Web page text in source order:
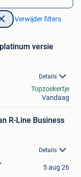
Verwijder filters
versie
Details
Topzoekertje
Vandaag
R-Line Business
Details
5 aug 26